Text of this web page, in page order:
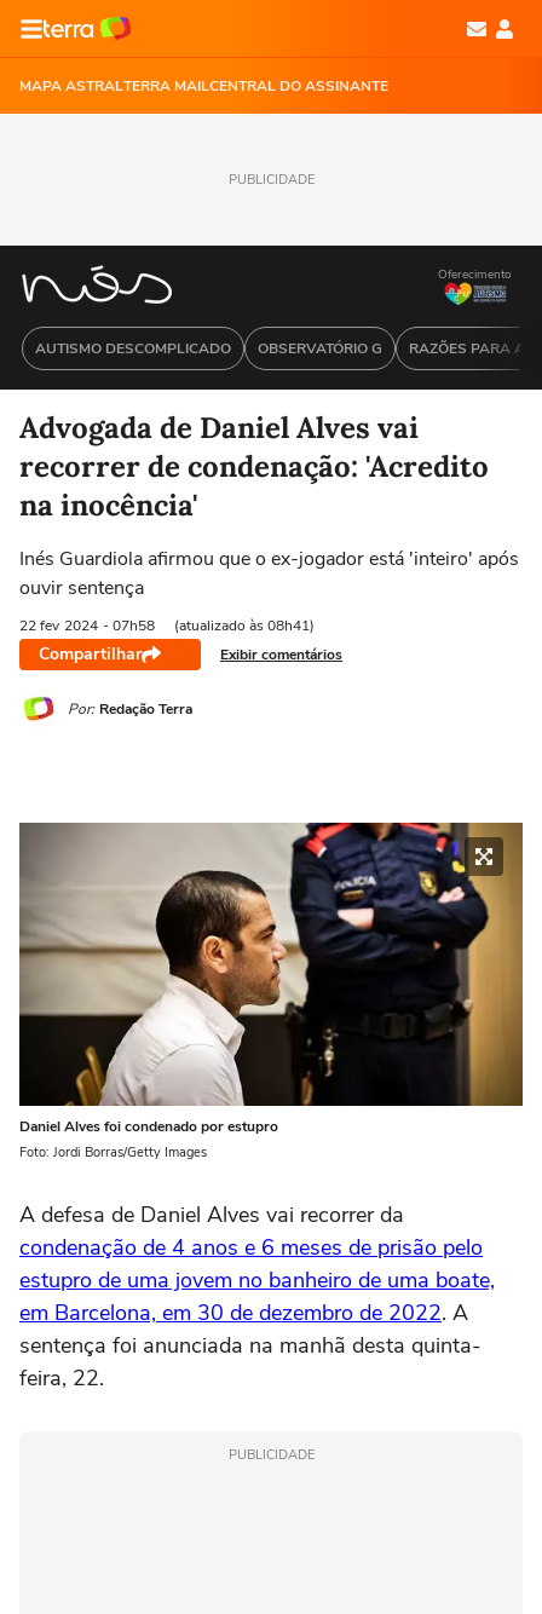
MAPA ASTRALTERRA MAILCENTRAL DO ASSINANTE
PUBLICIDADE
AUTISMO DESCOMPLICADO OBSERVATÓRIO G RAZÕES PARA
Oferecimento
Advogada de Daniel Alves vai
recorrer de condenação: 'Acredito
na inocência'
Inés Guardiola afirmou que o ex-jogador está 'inteiro' após
ouvir sentença
22 fev 2024 - 07h58 (atualizado às 08h41)
Compartilhar Exibir comentários
Por: Redação Terra
Daniel Alves foi condenado por estupro
Foto: Jordi Borras/Getty Images
A defesa de Daniel Alves vai recorrer da
condenação de 4 anos e 6 meses de prisão pelo
estupro de uma jovem no banheiro de uma boate,
em Barcelona, em 30 de dezembro de 2022. A
sentença foi anunciada na manhã desta quinta-
feira, 22.
PUBLICIDADE